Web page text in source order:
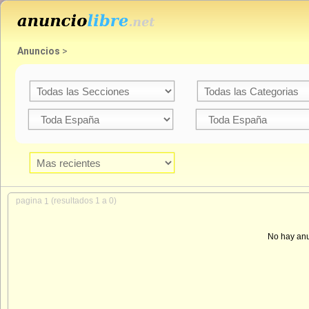
Anuncios >
pagina 1 (resultados 1 a 0)
No hay